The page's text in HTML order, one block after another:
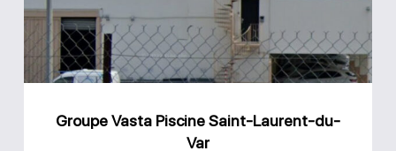
Laurent-
du-
Var
Groupe Vasta Piscine Saint-Laurent-du-
Var